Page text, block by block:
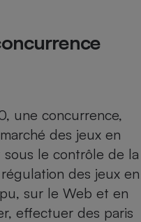
une concurrence,
des jeux en
sous le contrôle de la
des jeux en
sur le Web et en
effectuer des paris
Plaque de cuisson à
induction
Smartphone
Radiateur électrique
Climatiseur -
Ventilateur